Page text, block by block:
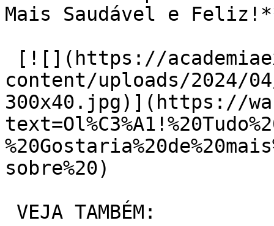
Mais Saudável e
content/uploads/2024/
300x40.jpg)](https://
sobre%20)